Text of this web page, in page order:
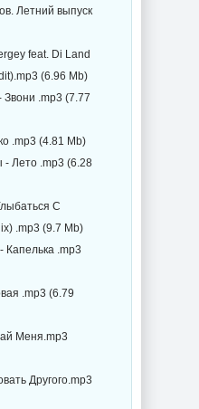
Летний выпуск
feat. Di Land
(6.96 Mb)
.mp3 (7.77
.mp3 (4.81 Mb)
- Лето .mp3 (6.28
С
.mp3 (9.7 Mb)
Капелька .mp3
.mp3 (6.79
Меня.mp3
Другого.mp3